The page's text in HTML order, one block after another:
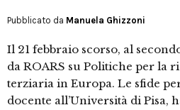
Pubblicato da Manuela Ghizzoni
Il 21 febbraio scorso, al
da ROARS su Politiche per la
terziaria in Europa. Le sfide
docente all’Università di Pisa,